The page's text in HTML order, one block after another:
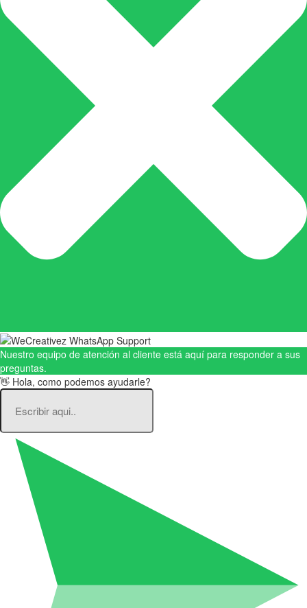
Nuestro equipo de atención al cliente está aquí para responder a sus
preguntas.
👋 Hola, como podemos ayudarle?